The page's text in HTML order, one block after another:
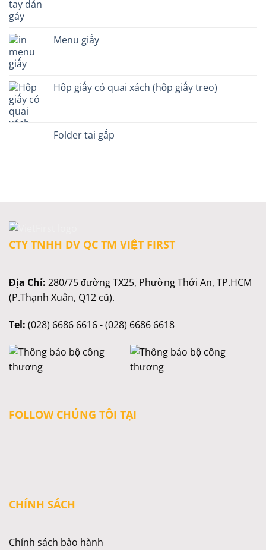
Menu giấy
Hộp giấy có quai xách (hộp giấy treo)
Folder tai gấp
CTY TNHH DV QC TM VIỆT FIRST
Địa Chỉ: 280/75 đường TX25, Phường Thới An, TP.HCM
(P.Thạnh Xuân, Q12 cũ).
Tel: (028) 6686 6616 - (028) 6686 6618
FOLLOW CHÚNG TÔI TẠI
CHÍNH SÁCH
Chính sách bảo hành